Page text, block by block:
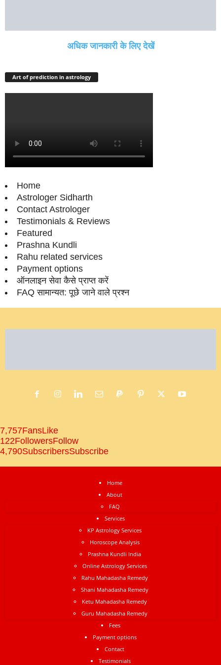
अधिक जानकारी के लिए देखें
Art of prediction in astrology
Home
Astrologer Sidharth
Contact Astrologer
Testimonials & Reviews
Featured
Prashna Kundli
Rahu related services
Payment options
ऑनलाइन सेवा कैसे प्राप्‍त करें
FAQ सामान्‍यत: पूछे जाने वाले प्रश्‍न
7,757FansLike
122FollowersFollow
4,790SubscribersSubscribe
Home
About
FAQ
Services
KP Astrology Services
Horoscope Analysis
Prashna Kundli India
Online Astrology Services
Rahu Mahadasha Remedy
Shani Mahadasha Remedy
Ketu Mahadasha Remedy
Guru Mahadasha Remedy
Fees
Payment options
Contact
Testimonials